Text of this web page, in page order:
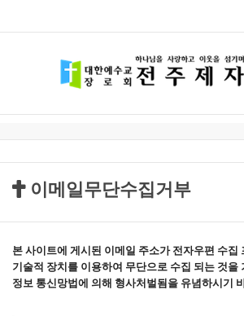
이메일무단수집거부
본 사이트에 게시된 이메일 주소가 전자우편 수집
기술적 장치를 이용하여 무단으로 수집 되는 것을
정보 통신망법에 의해 형사처벌됨을 유념하시기